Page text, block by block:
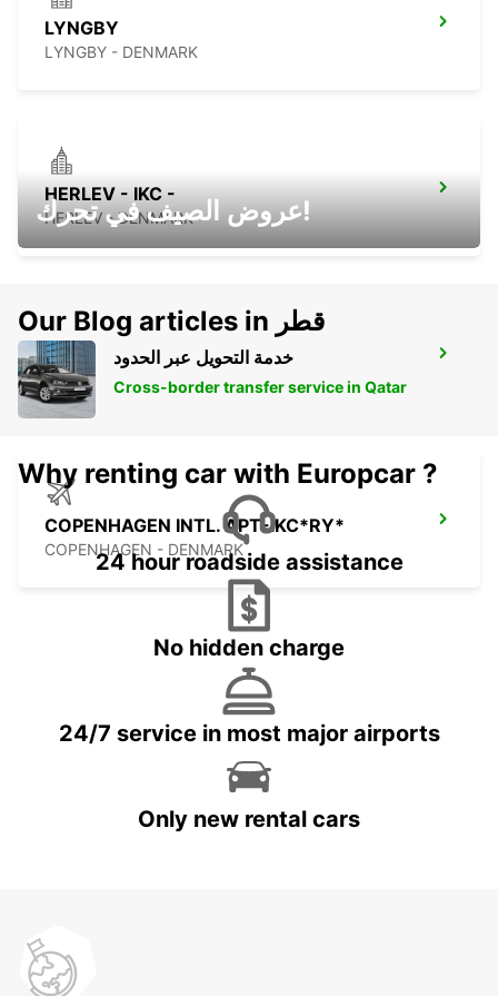
LYNGBY
LYNGBY - DENMARK
HERLEV - IKC -
HERLEV - DENMARK
COPENHAGEN.- IKC
COPENHAGEN - DENMARK
COPENHAGEN INTL. APT-IKC*RY*
COPENHAGEN - DENMARK
عروض الصيف في تحرك!
Our Blog articles in قطر
خدمة التحويل عبر الحدود
Cross-border transfer service in Qatar
Why renting car with Europcar ?
24 hour roadside assistance
No hidden charge
24/7 service in most major airports
Only new rental cars